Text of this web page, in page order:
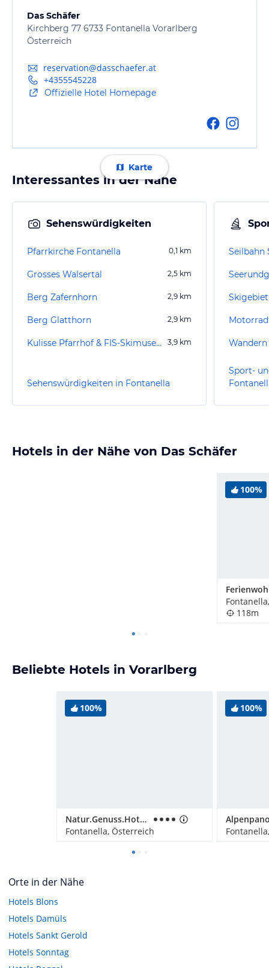
Das Schäfer
Kirchberg 77 6733 Fontanella Vorarlberg
Österreich
reservation@dasschaefer.at
+4355545228
Offizielle Hotel Homepage
Karte
Interessantes in der Nähe
Sehenswürdigkeiten
Pfarrkirche Fontanella 0,1 km
Grosses Walsertal 2,5 km
Berg Zafernhorn 2,9 km
Berg Glatthorn 2,9 km
Kulisse Pfarrhof & FIS-Skimuseum 3,9 km
Sehenswürdigkeiten in Fontanella
Seilbahn
Sport-
Hotels in der Nähe von Das Schäfer
100%
118m
Beliebte Hotels in Vorarlberg
100%
Natur.Genuss.Hotel - Sonnasita
Fontanella, Österreich
100%
Orte in der Nähe
Hotels Blons
Hotels Damüls
Hotels Sankt Gerold
Hotels Sonntag